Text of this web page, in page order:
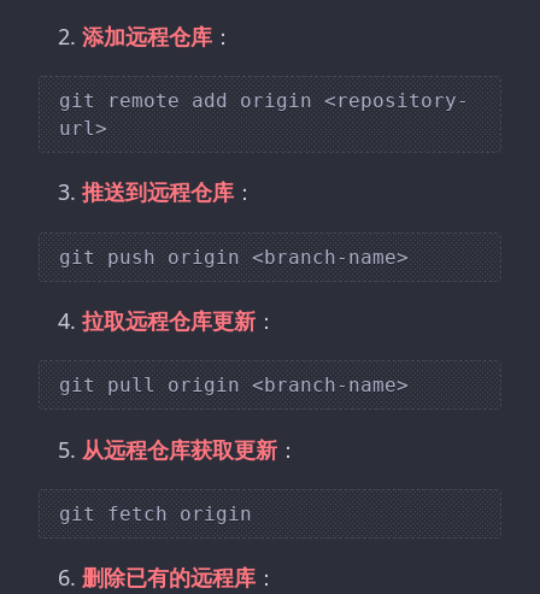
添加远程仓库 ：
git remote add origin <repository-
推送到远程仓库 ：
拉取远程仓库更新 ：
从远程仓库获取更新 ：
删除已有的远程库 ：